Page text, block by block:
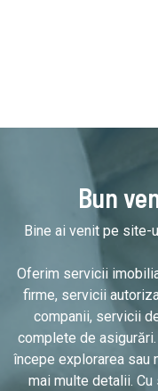
Bun
Bine ai venit pe site-
Oferim servicii
firme, servicii
companii, servicii
complete de
începe explorarea sau
mai multe detalii.